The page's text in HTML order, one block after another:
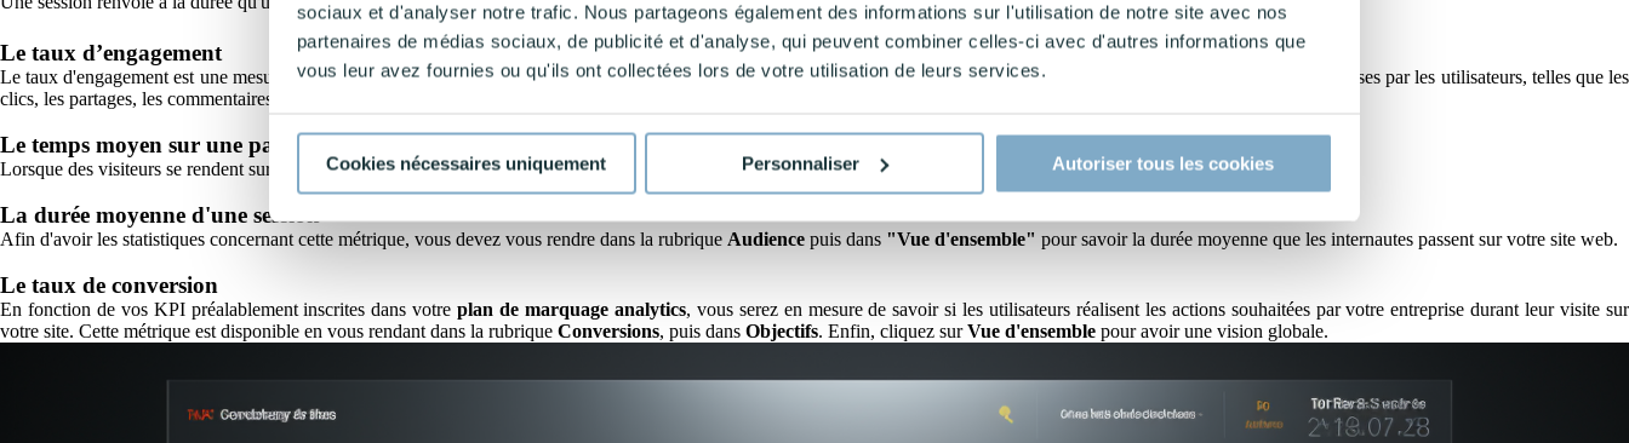
sociaux et d'analyser notre trafic. Nous partageons également des informations sur l'utilisation de notre site avec nos
partenaires de médias sociaux, de publicité et d'analyse, qui peuvent combiner celles-ci avec d'autres informations que
vous leur avez fournies ou qu'ils ont collectées lors de votre utilisation de leurs services.
Cookies nécessaires uniquement Personnaliser Autoriser tous les cookies
Le taux d’engagement
Le taux d'engagement est une mesure qui évalue le degré d'interaction et d'implication des utilisateurs avec votre contenu. Il est calculé en fonction des actions spécifiques prises par les utilisateurs, telles que les
clics, les partages, les commentaires, les temps de lecture, les téléchargements, etc.
Le temps moyen sur une page
Lorsque des visiteurs se rendent sur votre site web, vous avez la possibilité de voir combien de temps ils ont passé en moyenne sur une page spécifique.
La durée moyenne d'une session
Afin d'avoir les statistiques concernant cette métrique, vous devez vous rendre dans la rubrique Audience puis dans "Vue d'ensemble" pour savoir la durée moyenne que les internautes passent sur votre site web.
Le taux de conversion
En fonction de vos KPI préalablement inscrites dans votreplan de marquage analytics, vous serez en mesure de savoir si les utilisateurs réalisent les actions souhaitées par votre entreprise durant leur visite sur
votre site. Cette métrique est disponible en vous rendant dans la rubrique Conversions, puis dans Objectifs. Enfin, cliquez surVue d'ensemble pour avoir une vision globale.